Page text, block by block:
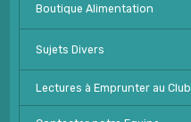
Boutique Alimentation
Sujets Divers
Lectures à Emprunter au Club